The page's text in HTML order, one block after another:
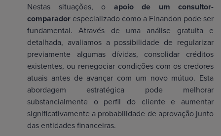
Nestas situações, o apoio de um consultor-
comparador especializado como a Finandon pode ser
fundamental. Através de uma análise gratuita e
detalhada, avaliamos a possibilidade de regularizar
previamente algumas dívidas, consolidar créditos
existentes, ou renegociar condições com os credores
atuais antes de avançar com um novo mútuo. Esta
abordagem estratégica pode melhorar
substancialmente o perfil do cliente e aumentar
significativamente a probabilidade de aprovação junto
das entidades financeiras.